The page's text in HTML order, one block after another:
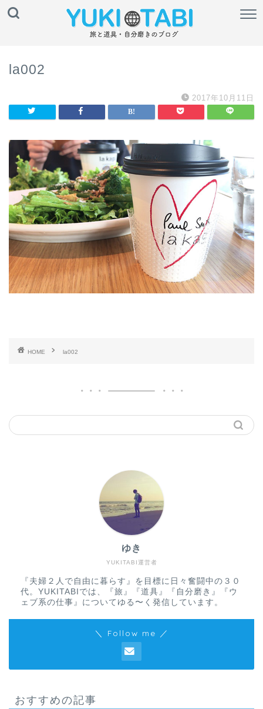
la002
2017年10月11日
HOME la002
YUKITABI運営者
ゆき
『夫婦２人で自由に暮らす』を目標に日々奮闘中の３０
代。YUKITABIでは、『旅』『道具』『自分磨き』『ウ
ェブ系の仕事』についてゆる〜く発信しています。
＼ Follow me ／
おすすめの記事